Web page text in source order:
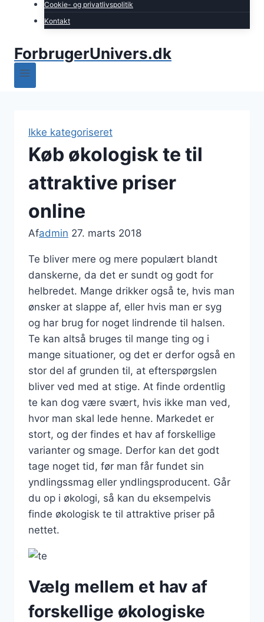
Cookie- og privatlivspolitik
Kontakt
ForbrugerUnivers.dk
Ikke kategoriseret
Køb økologisk te til
attraktive priser
online
Afadmin 27. marts 2018
Te bliver mere og mere populært blandt
danskerne, da det er sundt og godt for
helbredet. Mange drikker også te, hvis man
ønsker at slappe af, eller hvis man er syg
og har brug for noget lindrende til halsen.
Te kan altså bruges til mange ting og i
mange situationer, og det er derfor også en
stor del af grunden til, at efterspørgslen
bliver ved med at stige. At finde ordentlig
te kan dog være svært, hvis ikke man ved,
hvor man skal lede henne. Markedet er
stort, og der findes et hav af forskellige
varianter og smage. Derfor kan det godt
tage noget tid, før man får fundet sin
yndlingssmag eller yndlingsproducent. Går
du op i økologi, så kan du eksempelvis
finde økologisk te til attraktive priser på
nettet.
Vælg mellem et hav af
forskellige økologiske